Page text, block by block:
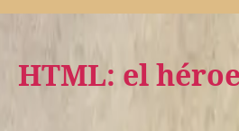
HTML: el